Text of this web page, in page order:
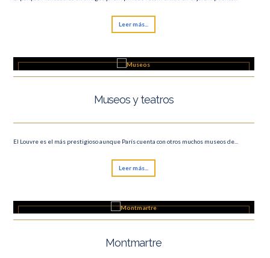
Leer más...
Museos y teatros
El Louvre es el más prestigioso aunque París cuenta con otros muchos museos de...
Leer más...
Montmartre